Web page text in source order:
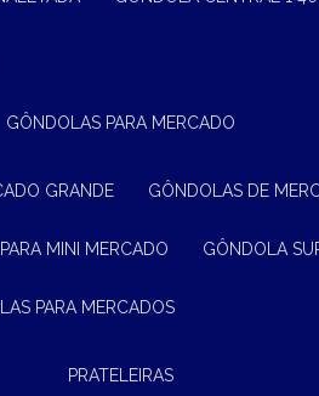
GÔNDOLAS PARA MERCADO
GRANDE GÔNDOLAS DE
PARA MINI MERCADO GÔNDOLA
PARA MERCADOS
PRATELEIRAS